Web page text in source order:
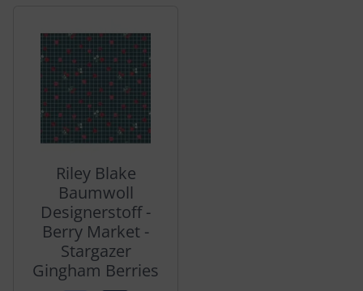
Riley Blake
Baumwoll
Designerstoff -
Berry Market -
Stargazer
Gingham Berries